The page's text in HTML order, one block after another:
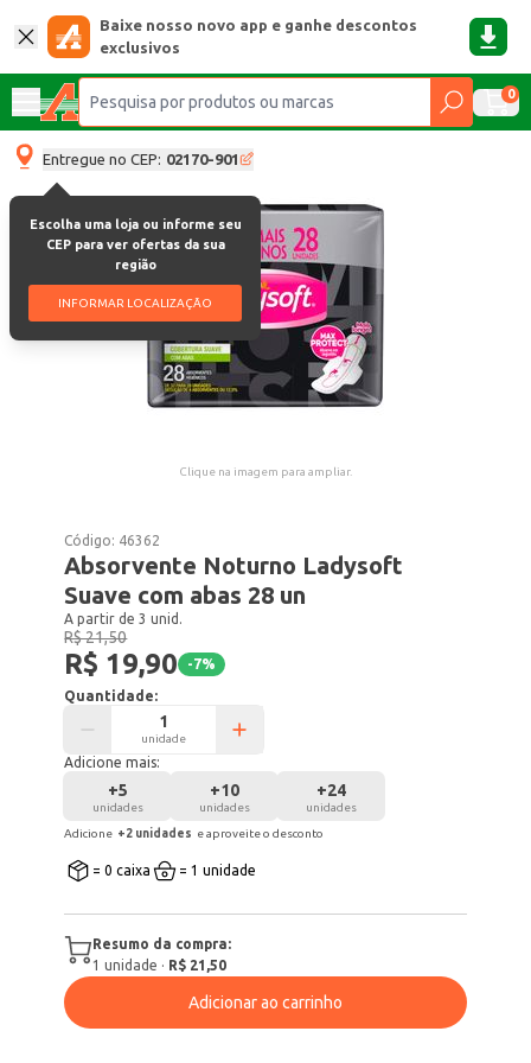
Baixe nosso novo app e ganhe descontos
exclusivos
0
Entregue no CEP: 02170-901
Escolha uma loja ou informe seu
CEP para ver ofertas da sua
região
INFORMAR LOCALIZAÇÃO
Clique na imagem para ampliar.
Código: 46362
Absorvente Noturno Ladysoft
Suave com abas 28 un
A partir de 3 unid.
R$ 21,50
R$ 19,90 -7%
Quantidade:
unidade
Adicione mais:
+5
unidades
+10
unidades
+24
unidades
Adicione +2 unidades e aproveite o desconto
= 0 caixa = 1 unidade
Resumo da compra:
1 unidade · R$ 21,50
Adicionar ao carrinho